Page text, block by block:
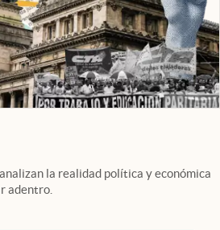
la realidad política y económica
adentro.